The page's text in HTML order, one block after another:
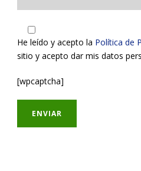
He leído y acepto la Política de
sitio y acepto dar mis datos
[wpcaptcha]